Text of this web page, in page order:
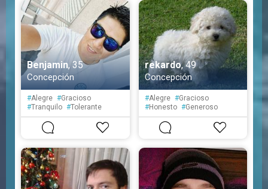
Benjamin, 35
Concepción
#Alegre #Gracioso
#Tranquilo #Tolerante
#Atento #Educado
Prudente
rekardo, 49
Concepción
#Alegre #Gracioso
#Honesto #Generoso
#Liberal #Optimista
Creativo